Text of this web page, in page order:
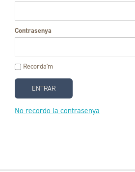
Contrasenya
Recorda'm
No recordo la contrasenya